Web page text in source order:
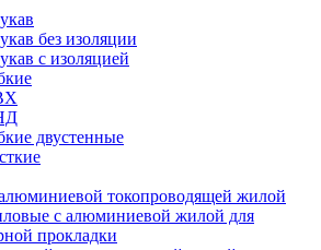
без изоляции
с изоляцией
двустенные
токопроводящей жилой
с алюминиевой жилой для
прокладки